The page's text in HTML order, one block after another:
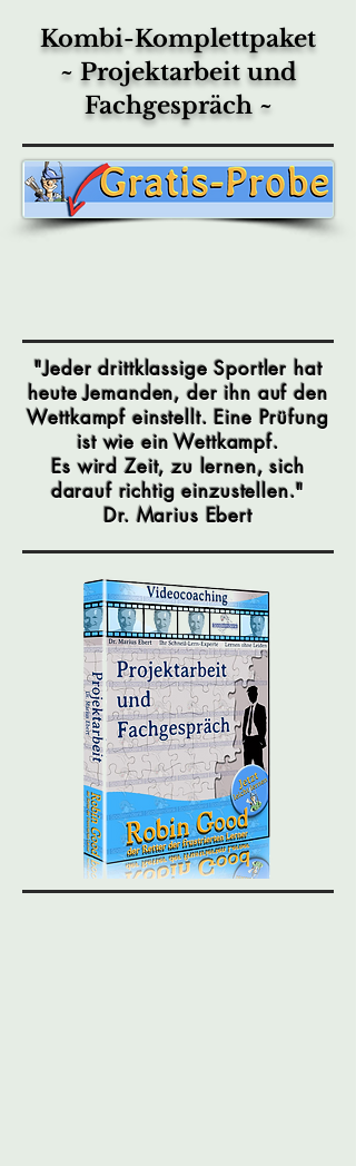
Kombi-Komplettpaket
~ Projektarbeit und
Fachgespräch ~
"Jeder drittklassige Sportler hat
heute Jemanden, der ihn auf den
Wettkampf einstellt. Eine Prüfung
ist wie ein Wettkampf.
Es wird Zeit, zu lernen, sich
darauf richtig einzustellen."
Dr. Marius Ebert